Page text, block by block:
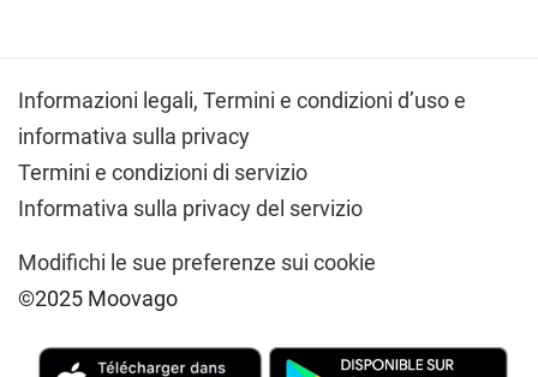
Informazioni legali, Termini e condizioni d’uso e
informativa sulla privacy
Termini e condizioni di servizio
Informativa sulla privacy del servizio
Modifichi le sue preferenze sui cookie
©2025 Moovago